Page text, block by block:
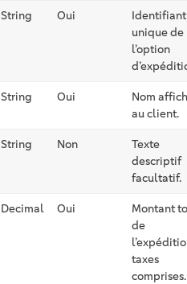
String Oui
Identifiant
unique de
l’option
String Oui
Nom
au client.
String Non
Texte
descriptif
facultatif.
Decimal Oui
Montant
de
taxes
comprises.